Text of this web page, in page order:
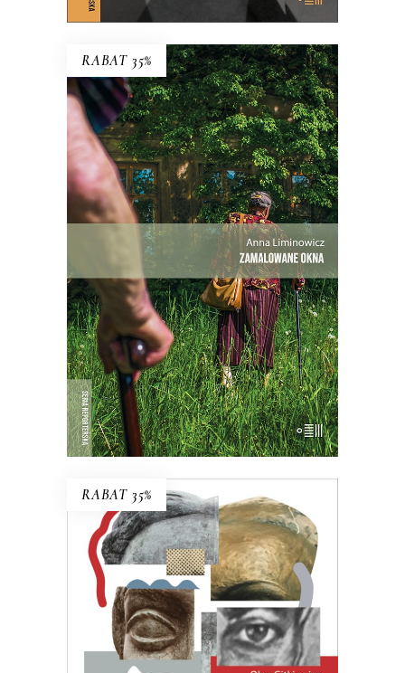
RABAT 35%
ZAMALOWANE OKNA
Mieli tu swoją małą wspólnotę – i dużą
nieufność wobec siebie.Premiera 25
maja
42.00zł 27.30zł
KSIĄŻKA DO KOSZYKA
RABAT 35%
KRAHELSKA. KRAHELSKIE
Halina, Wanda, Krystyna. Trzy kobiety,
jedno nazwisko. Legendarna
inspektorka pracy, zamachowczyni z
dobrego domu, warszawska Syrenka.
Często je mylono, jeden życiorys